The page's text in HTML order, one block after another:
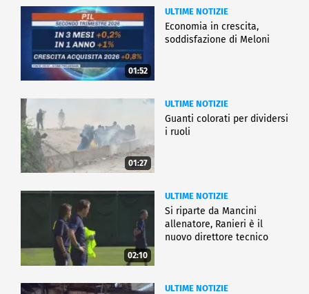
capolavori di Bramantino, Alvise Vivarini, Giovanni
Bellini, Giorgione, D rer, Lorenzo Lotto, Girolamo
Romanino.
Il comitato scientifico del progetto è composto da
Alessandro Ballarin, Francesco Frangi, Mauro Natale,
Rossetti.
CULTURA
01:52
ULTIME NOTIZIE
Economia in crescita,
soddisfazione di Meloni
01:27
ULTIME NOTIZIE
Guanti colorati per dividersi
i ruoli
02:10
ULTIME NOTIZIE
Si riparte da Mancini
allenatore, Ranieri è il
nuovo direttore tecnico
ULTIME NOTIZIE